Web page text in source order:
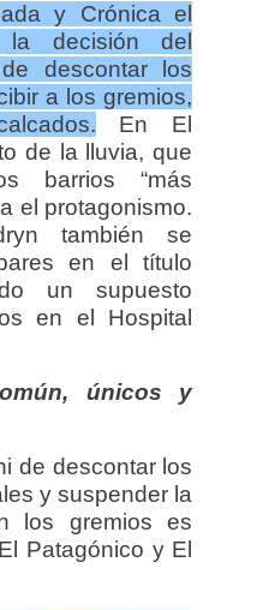
y Crónica el
decisión del
descontar los
a los gremios,
En El
de la lluvia, que
barrios “más
el protagonismo.
también se
en el título
un supuesto
en el Hospital
únicos y
de descontar los
y suspender la
los gremios es
Patagónico y El